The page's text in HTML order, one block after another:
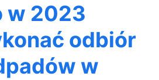
w 2023
odbiór
w